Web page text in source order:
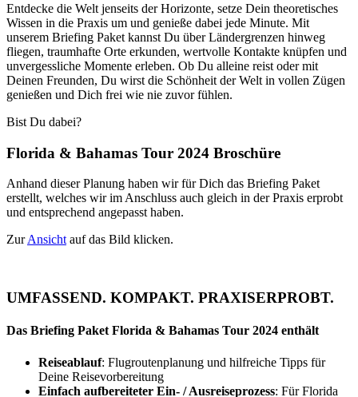
Entdecke die Welt jenseits der Horizonte, setze Dein theoretisches
Wissen in die Praxis um und genieße dabei jede Minute. Mit
unserem Briefing Paket kannst Du über Ländergrenzen hinweg
fliegen, traumhafte Orte erkunden, wertvolle Kontakte knüpfen und
unvergessliche Momente erleben. Ob Du alleine reist oder mit
Deinen Freunden, Du wirst die Schönheit der Welt in vollen Zügen
genießen und Dich frei wie nie zuvor fühlen.
Bist Du dabei?
Florida & Bahamas Tour 2024 Broschüre
Anhand dieser Planung haben wir für Dich das Briefing Paket
erstellt, welches wir im Anschluss auch gleich in der Praxis erprobt
und entsprechend angepasst haben.
ZurAnsicht auf das Bild klicken.
UMFASSEND. KOMPAKT. PRAXISERPROBT.
Das Briefing Paket Florida & Bahamas Tour 2024 enthält
Reiseablauf: Flugroutenplanung und hilfreiche Tipps für
Deine Reisevorbereitung
Einfach aufbereiteter Ein- / Ausreiseprozess: Für Florida